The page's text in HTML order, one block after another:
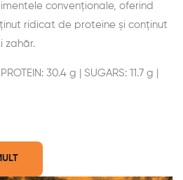
convenționale, oferind
ridicat de proteine și conținut
zahăr.
30.4 g | SUGARS: 11.7 g |